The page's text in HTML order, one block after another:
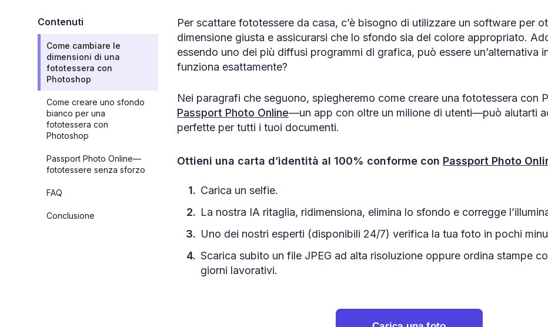
Contenuti
Come cambiare le
dimensioni di una
fototessera con
Photoshop
Come creare uno sfondo
bianco per una
fototessera con
Photoshop
Passport Photo Online—
fototessere senza sforzo
FAQ
Conclusione
Per scattare fototessere da casa, c’è bisogno di utilizzare un software per
dimensione giusta e assicurarsi che lo sfondo sia del colore appropriato.
essendo uno dei più diffusi programmi di grafica, può essere un’alternativa
funziona esattamente?
Nei paragrafi che seguono, spiegheremo come creare una fototessera con
Passport Photo Online—un app con oltre un milione di utenti—può aiutarti
perfette per tutti i tuoi documenti.
Ottieni una carta d’identità al 100% conforme con Passport Photo
Carica un selfie.
La nostra IA ritaglia, ridimensiona, elimina lo sfondo e corregge
Uno dei nostri esperti (disponibili 24/7) verifica la tua foto in pochi
Scarica subito un file JPEG ad alta risoluzione oppure ordina stampe
giorni lavorativi.